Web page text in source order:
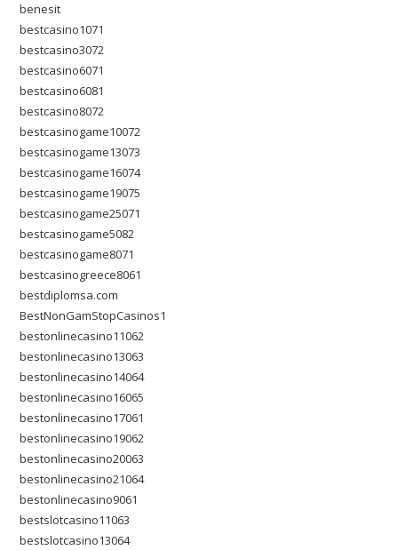
benesit
bestcasino1071
bestcasino3072
bestcasino6071
bestcasino6081
bestcasino8072
bestcasinogame10072
bestcasinogame13073
bestcasinogame16074
bestcasinogame19075
bestcasinogame25071
bestcasinogame5082
bestcasinogame8071
bestcasinogreece8061
bestdiplomsa.com
BestNonGamStopCasinos1
bestonlinecasino11062
bestonlinecasino13063
bestonlinecasino14064
bestonlinecasino16065
bestonlinecasino17061
bestonlinecasino19062
bestonlinecasino20063
bestonlinecasino21064
bestonlinecasino9061
bestslotcasino11063
bestslotcasino13064